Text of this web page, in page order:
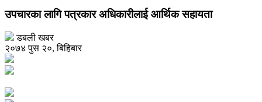
उपचारका लागि पत्रकार अधिकारीलाई आर्थिक सहायता
डबली खबर
२०७४ पुस २०, बिहिबार